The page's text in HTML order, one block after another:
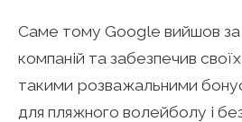
Саме тому Google вийшов за
компаній та забезпечив своїх
такими розважальними
для пляжного волейболу і